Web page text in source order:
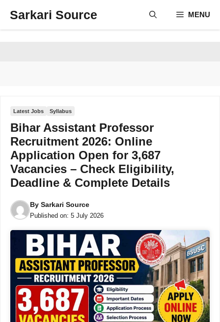
Sarkari Source MENU
Latest Jobs Syllabus
Bihar Assistant Professor
Recruitment 2026: Online
Application Open for 3,687
Vacancies – Check Eligibility,
Deadline & Complete Details
By Sarkari Source
Published on: 5 July 2026